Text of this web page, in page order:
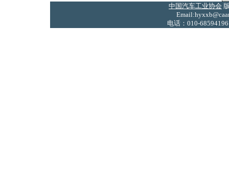
中国汽车工业协会
电话：010-